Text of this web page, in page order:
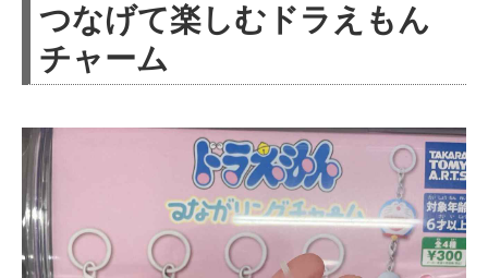
つなげて楽しむドラえもん
チャーム